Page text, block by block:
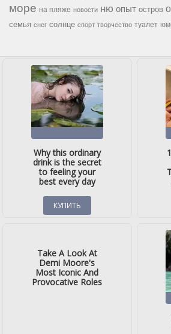
море на пляже новости ню опыт остров
семья снег солнце спорт творчество туалет